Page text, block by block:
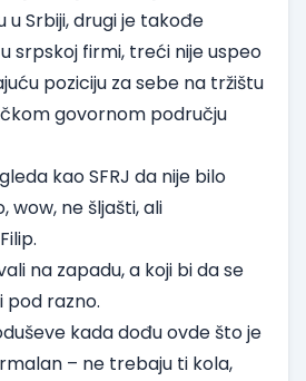
Srbiji, drugi je takođe
srpskoj firmi, treći nije uspeo
poziciju za sebe na tržištu
govornom području
kao SFRJ da nije bilo
wow, ne šljašti, ali
na zapadu, a koji bi da se
pod razno.
kada dođu ovde što je
– ne trebaju ti kola,